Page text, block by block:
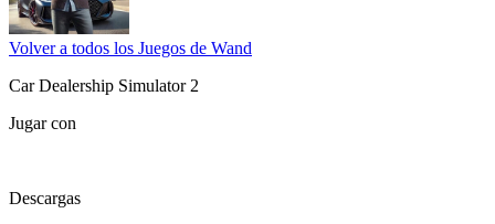
Volver a todos los Juegos de Wand
Car Dealership Simulator 2
Jugar con
Descargas